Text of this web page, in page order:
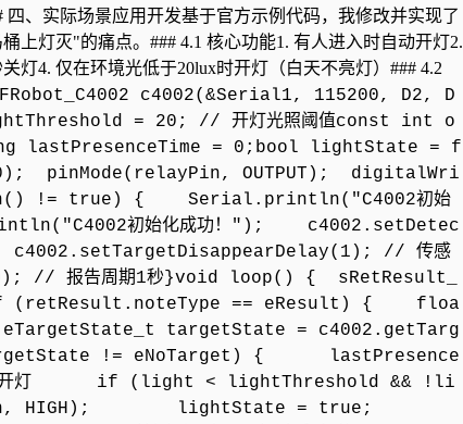
、实际场景应用开发基于官方示例代码，我修改并实现了
上灯灭"的痛点。### 4.1 核心功能1. 有人进入时自动开灯2.
灯4. 仅在环境光低于20lux时开灯（白天不亮灯）### 4.2
c4002(&Serial1, 115200, D2, D
= 20; // 开灯光照阈值const int o
lastPresenceTime = 0;bool lightState = f
pinMode(relayPin, OUTPUT); digitalWri
!= true) { Serial.println("C4002初始
初始化成功！"); c4002.setDetec
c4002.setTargetDisappearDelay(1); // 传感
// 报告周期1秒}void loop() { sRetResult_
== eResult) { floa
targetState = c4002.getTarg
!= eNoTarget) { lastPresence
开灯 if (light < lightThreshold && !li
HIGH); lightState = true;